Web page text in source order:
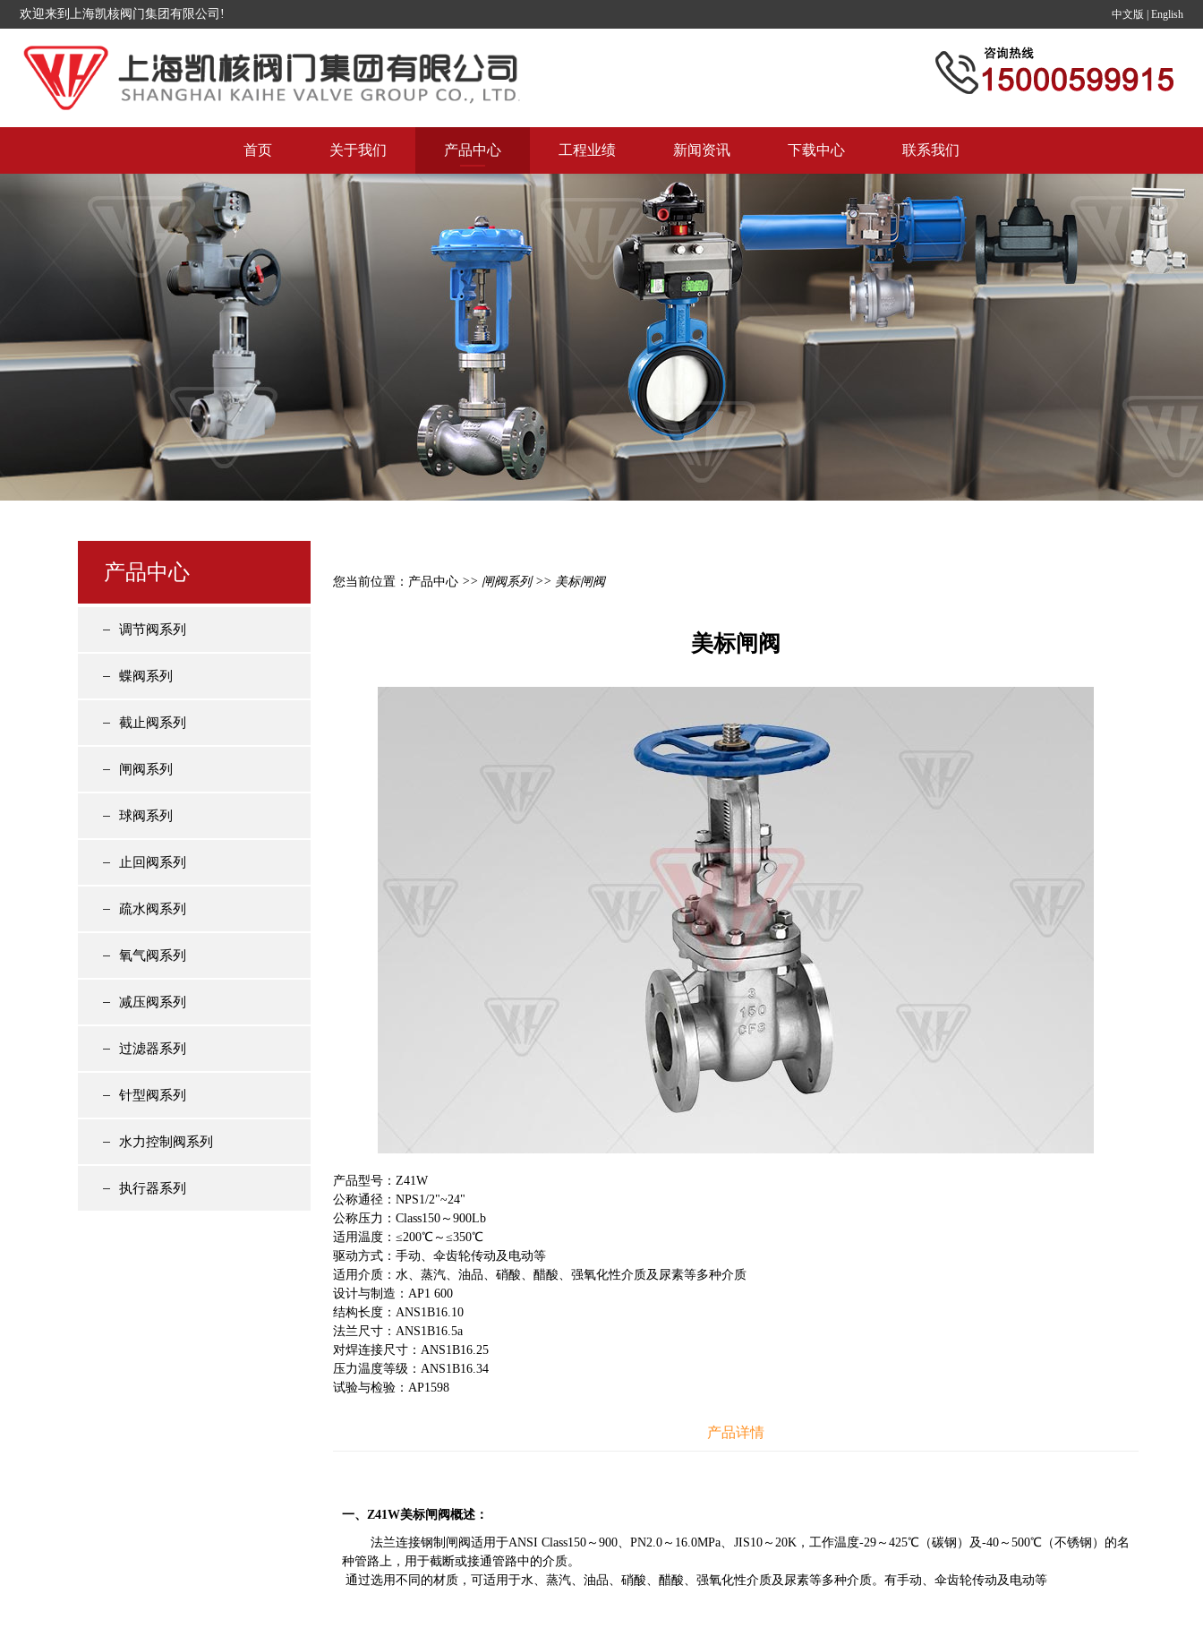
欢迎来到上海凯核阀门集团有限公司! 中文版 English
首页 关于我们 产品中心 工程业绩 新闻资讯 下载中心 联系我们
产品中心
调节阀系列
蝶阀系列
截止阀系列
闸阀系列
球阀系列
止回阀系列
疏水阀系列
氧气阀系列
减压阀系列
过滤器系列
针型阀系列
水力控制阀系列
执行器系列
您当前位置： 产品中心 >> 闸阀系列>> 美标闸阀
美标闸阀
产品型号：Z41W
公称通径：NPS1/2"~24"
公称压力：Class150～900Lb
适用温度：≤200℃～≤350℃
驱动方式：手动、伞齿轮传动及电动等
适用介质：水、蒸汽、油品、硝酸、醋酸、强氧化性介质及尿素等多种介质
设计与制造：AP1 600
结构长度：ANS1B16.10
法兰尺寸：ANS1B16.5a
对焊连接尺寸：ANS1B16.25
压力温度等级：ANS1B16.34
试验与检验：AP1598
产品详情
一、Z41W美标闸阀概述：
法兰连接钢制闸阀适用于ANSI Class150～900、PN2.0～16.0MPa、JIS10～20K，工作温度-29～425℃（碳钢）及-40～500℃（不锈钢）的名
种管路上，用于截断或接通管路中的介质。
通过选用不同的材质，可适用于水、蒸汽、油品、硝酸、醋酸、强氧化性介质及尿素等多种介质。有手动、伞齿轮传动及电动等